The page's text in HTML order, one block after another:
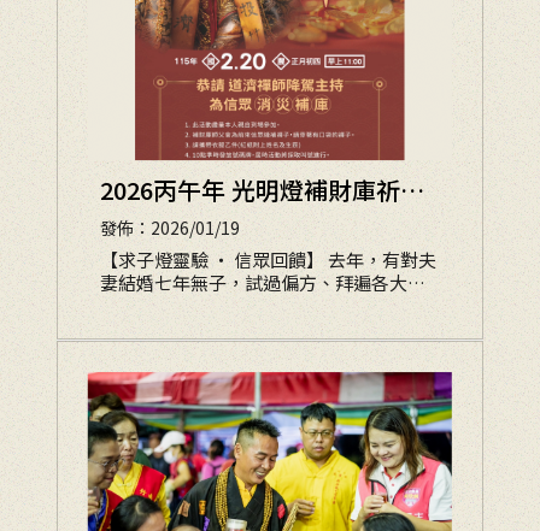
2026丙午年 光明燈補財庫祈福
開放登記囉
發佈：2026/01/19
【求子燈靈驗 ‧ 信眾回饋】 去年，有對夫
妻結婚七年無子，試過偏方、拜遍各大寺
廟仍無消息。農曆年前，他們在百般失落
下來到玄靈宮點了「求子燈」。問事那
日，師父說了一句：「燈若亮，緣就到；
心不亂，子就來